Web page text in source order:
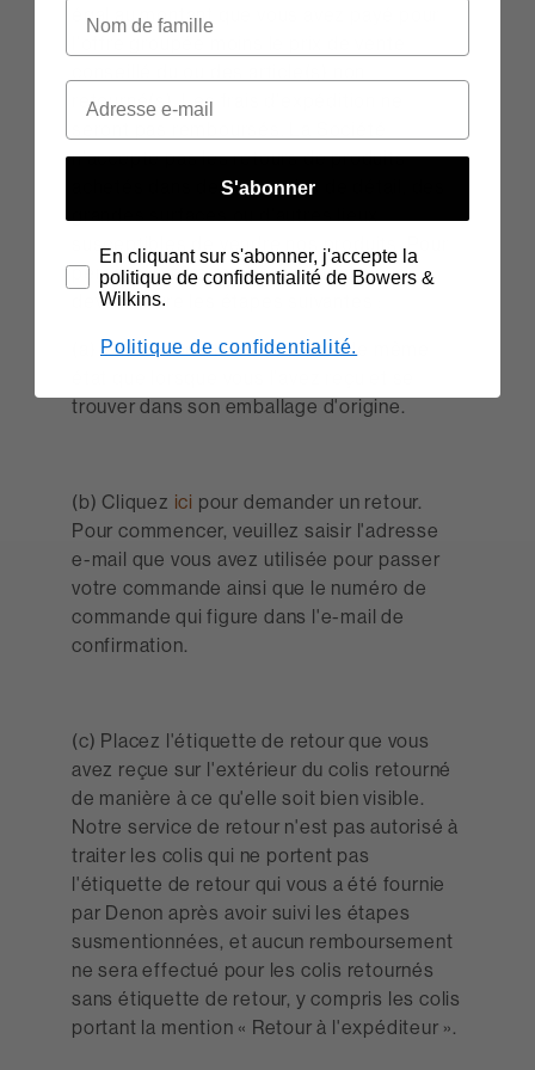
égal au montant que vous avez payé pour
retourné(s). Les frais d'expédition ne
n'accepte pas les retours de produits
achetés dans des magasins de détail, des
grandes surfaces ou d'autres lieux
susceptibles de vendre nos produits. Pour
percevoir votre remboursement, vous
devez suivre les étapes suivantes :
(a) Votre Produit doit être dans le même
trouver dans son emballage d'origine.
(b) Cliquez ici pour demander un retour.
Pour commencer, veuillez saisir l'adresse
e-mail que vous avez utilisée pour passer
votre commande ainsi que le numéro de
commande qui figure dans l'e-mail de
confirmation.
(c) Placez l'étiquette de retour que vous
avez reçue sur l'extérieur du colis retourné
de manière à ce qu'elle soit bien visible.
Notre service de retour n'est pas autorisé à
traiter les colis qui ne portent pas
l'étiquette de retour qui vous a été fournie
par Denon après avoir suivi les étapes
susmentionnées, et aucun remboursement
ne sera effectué pour les colis retournés
sans étiquette de retour, y compris les colis
portant la mention « Retour à l'expéditeur ».
S'abonner
En cliquant sur s'abonner, j'accepte la
politique de confidentialité de Bowers &
Wilkins.
Politique de confidentialité.